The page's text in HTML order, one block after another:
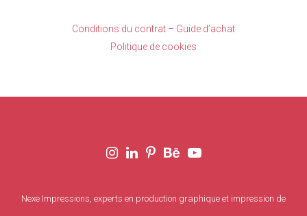
Conditions du contrat – Guide d’achat
Politique de cookies
Nexe Impressions, experts en production graphique et impression de